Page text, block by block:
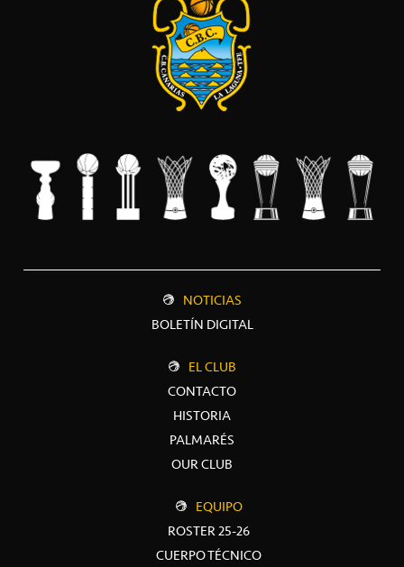
NOTICIAS
BOLETÍN DIGITAL
EL CLUB
CONTACTO
HISTORIA
PALMARÉS
OUR CLUB
EQUIPO
ROSTER 25-26
CUERPO TÉCNICO